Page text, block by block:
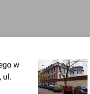
aby dodać komentarz
w
ul.